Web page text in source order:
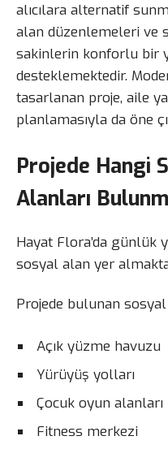
alıcılara alternatif
alan düzenlemeleri ve
sakinlerin konforlu bir
desteklemektedir.
tasarlanan proje, aile
planlamasıyla da öne
Projede Hangi
Alanları
Hayat Flora’da günlük
sosyal alan yer
Projede bulunan
Açık yüzme havuzu
Yürüyüş yolları
Çocuk oyun alanları
Fitness merkezi